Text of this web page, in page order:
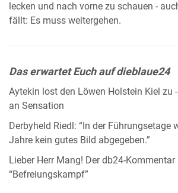
lecken und nach vorne zu schauen -
fällt: Es muss weitergehen.
Das erwartet Euch auf dieblaue24
Aytekin lost den Löwen Holstein Kiel zu
an Sensation
Derbyheld Riedl: “In der Führungsetage
Jahre kein gutes Bild abgegeben.”
Lieber Herr Mang! Der db24-Kommentar
“Befreiungskampf”